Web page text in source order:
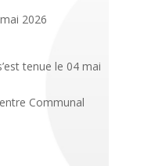
2026
tenue le 04 mai
Communal